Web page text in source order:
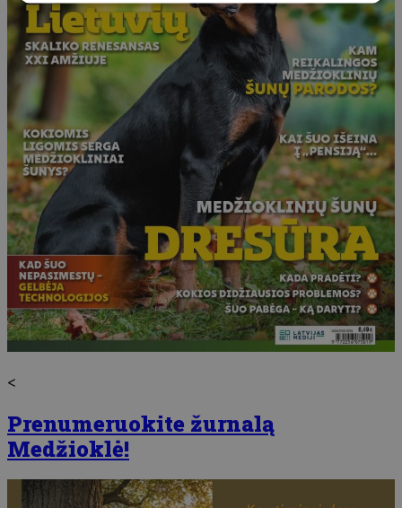
<
Prenumeruokite žurnalą
Medžioklė!